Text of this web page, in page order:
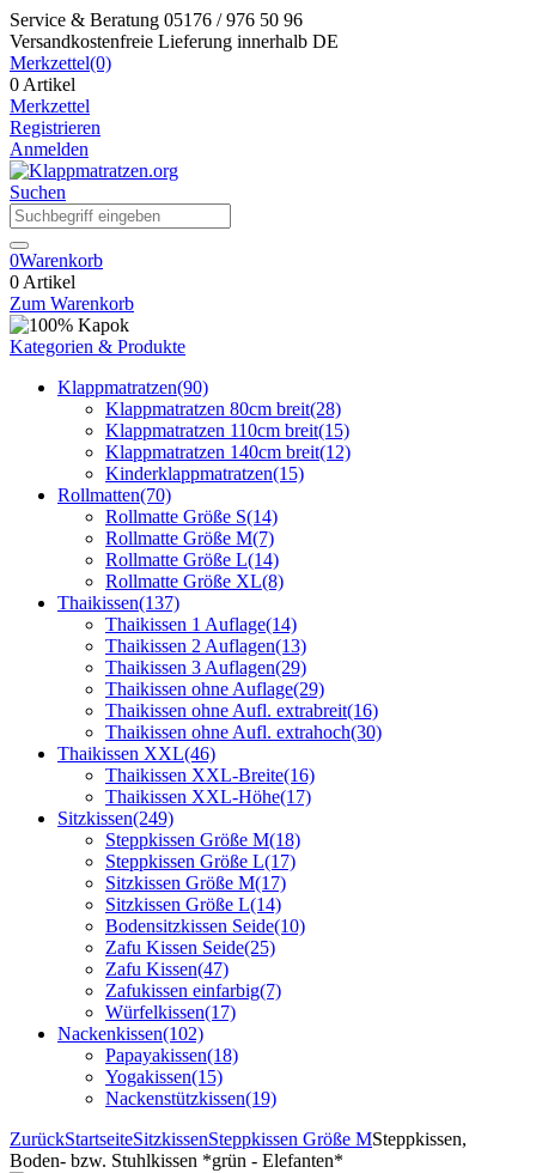
Service & Beratung 05176 / 976 50 96
Versandkostenfreie Lieferung innerhalb DE
Merkzettel(0)
0 Artikel
Merkzettel
Registrieren
Anmelden
Suchen
0Warenkorb
0 Artikel
Zum Warenkorb
Kategorien & Produkte
Klappmatratzen(90)
Klappmatratzen 80cm breit(28)
Klappmatratzen 110cm breit(15)
Klappmatratzen 140cm breit(12)
Kinderklappmatratzen(15)
Rollmatten(70)
Rollmatte Größe S(14)
Rollmatte Größe M(7)
Rollmatte Größe L(14)
Rollmatte Größe XL(8)
Thaikissen(137)
Thaikissen 1 Auflage(14)
Thaikissen 2 Auflagen(13)
Thaikissen 3 Auflagen(29)
Thaikissen ohne Auflage(29)
Thaikissen ohne Aufl. extrabreit(16)
Thaikissen ohne Aufl. extrahoch(30)
Thaikissen XXL(46)
Thaikissen XXL-Breite(16)
Thaikissen XXL-Höhe(17)
Sitzkissen(249)
Steppkissen Größe M(18)
Steppkissen Größe L(17)
Sitzkissen Größe M(17)
Sitzkissen Größe L(14)
Bodensitzkissen Seide(10)
Zafu Kissen Seide(25)
Zafu Kissen(47)
Zafukissen einfarbig(7)
Würfelkissen(17)
Nackenkissen(102)
Papayakissen(18)
Yogakissen(15)
Nackenstützkissen(19)
ZurückStartseiteSitzkissenSteppkissen Größe MSteppkissen,
Boden- bzw. Stuhlkissen *grün - Elefanten*